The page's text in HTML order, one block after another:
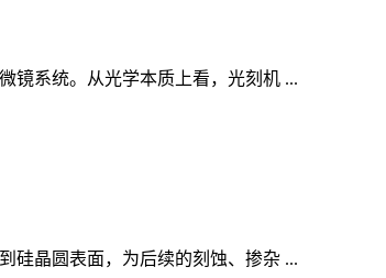
镜系统。从光学本质上看，光刻机 ...
硅晶圆表面，为后续的刻蚀、掺杂 ...